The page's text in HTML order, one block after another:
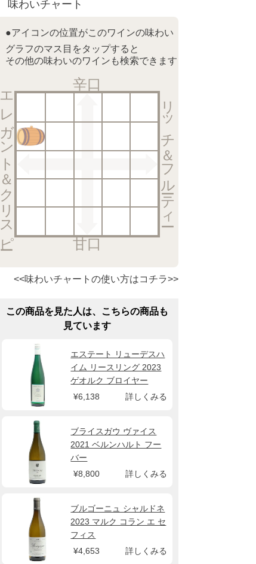
味わいチャート
●アイコンの位置がこのワインの味わい
グラフのマス目をタップすると
その他の味わいのワインも検索できます
辛口
リッチ＆フルーティー
甘口
エレガント＆クリスピー
<<味わいチャートの使い方はコチラ>>
この商品を見た人は、こちらの商品も
見ています
エステート リューデスハ
イム リースリング 2023
ゲオルク ブロイヤー
¥6,138
詳しくみる
ブライスガウ ヴァイス
2021 ベルンハルト フー
バー
¥8,800
詳しくみる
ブルゴーニュ シャルドネ
2023 マルク コラン エ セ
フィス
¥4,653
詳しくみる